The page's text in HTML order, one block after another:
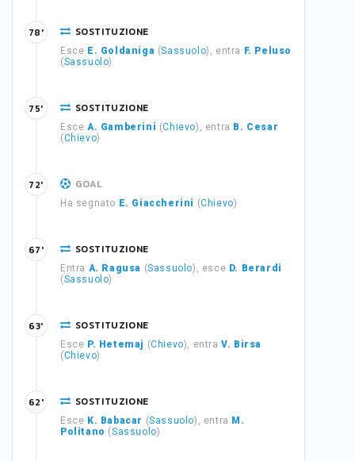
SOSTITUZIONE
Esce E. Goldaniga (Sassuolo), entra
F. Peluso
(Sassuolo)
78'
SOSTITUZIONE
Esce A. Gamberini (Chievo), entra B. Cesar
(Chievo)
75'
GOAL
Ha segnato E. Giaccherini (Chievo)
72'
SOSTITUZIONE
Entra A. Ragusa (Sassuolo), esce D. Berardi
(Sassuolo)
67'
SOSTITUZIONE
Esce P. Hetemaj (Chievo), entraV. Birsa
(Chievo)
63'
SOSTITUZIONE
Esce K. Babacar (Sassuolo), entra M.
Politano (Sassuolo)
62'